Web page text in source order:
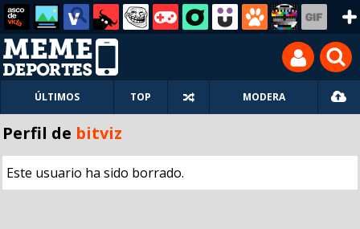
ÚLTIMOS TOP MODERA
Perfil de bitviz
Este usuario ha sido borrado.